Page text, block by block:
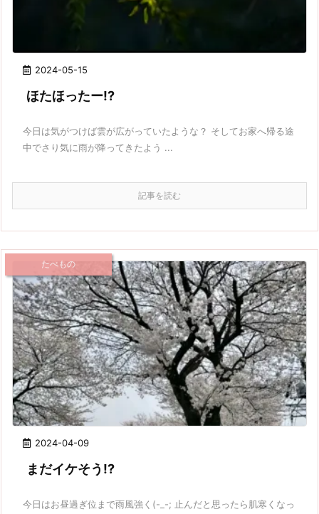
2024-05-15
ほたほったー!?
今日は気がつけば雲が広がっていたような？ そしてお家へ帰る途
中でさり気に雨が降ってきたよう ...
記事を読む
2024-04-09
たべもの
まだイケそう!?
今日はお昼過ぎ位まで雨風強く(-_-; 止んだと思ったら肌寒くなっ